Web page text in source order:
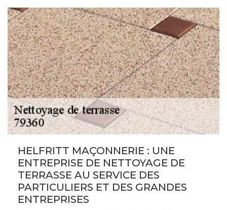
HELFRITT MAÇONNERIE : UNE
ENTREPRISE DE NETTOYAGE DE
TERRASSE AU SERVICE DES
PARTICULIERS ET DES GRANDES
ENTREPRISES